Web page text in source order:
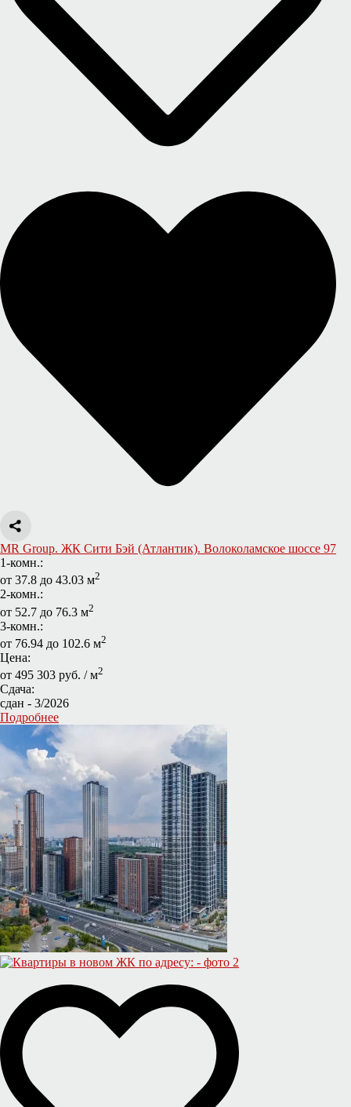
MR Group. ЖК Сити Бэй (Атлантик). Волоколамское шоссе 97
1-комн.:
от 37.8 до 43.03 м2
2-комн.:
от 52.7 до 76.3 м2
3-комн.:
от 76.94 до 102.6 м2
Цена:
от 495 303 руб. / м2
Сдача:
сдан - 3/2026
Подробнее